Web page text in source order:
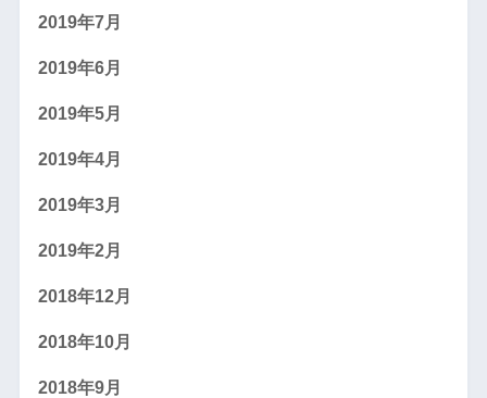
2019年7月
2019年6月
2019年5月
2019年4月
2019年3月
2019年2月
2018年12月
2018年10月
2018年9月